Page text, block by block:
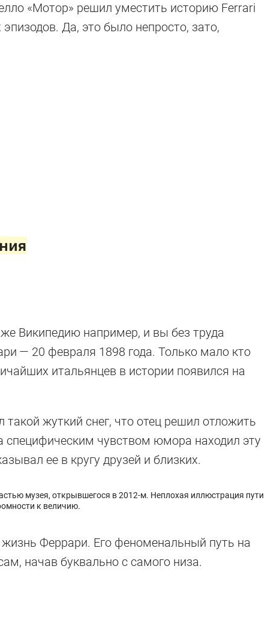
«Мотор» решил уместить историю Ferrari
Да, это было непросто, зато,
Википедию например, и вы без труда
— 20 февраля 1898 года. Только мало кто
итальянцев в истории появился на
жуткий снег, что отец решил отложить
специфическим чувством юмора находил эту
ее в кругу друзей и близких.
музея, открывшегося в 2012-м. Неплохая иллюстрация пути
к величию.
Феррари. Его феноменальный путь на
начав буквально с самого низа.